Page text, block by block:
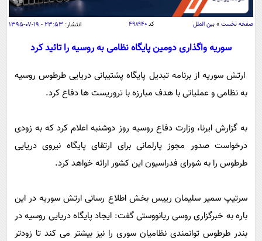
اقتصاد
اقتصادی
جامعه
یک برش دانایی
محیط زیست
بین الملل
علم و دانش
فناوری و It
علمی
قرآن
گوناگون
باشگاه مغز
اقتصاد
عصر ایران 2
خواندنی ها و دیدنی ها
آموزش زبان
صفحه نخست » بین الملل کد۴۹۸۹۴۰ انتشار: ۲۳:۵۳ - ۱۹-۰۷-۱۳۹۵
سوریه واگذاری دومین پایگاه نظامی به روسیه را تائید کرد
ارتش سوریه از برنامه تبدیل پایگاه پشتیبانی دریایی طرطوس روسیه
به نظامی و عملیاتی با هدف مبارزه با تروریست ها دفاع کرد.
به گزارش ایرنا، وزارت دفاع روسیه روز دوشنبه اعلام کرد که به زودی
درخواست صدور مجوز پارلمانی برای ارتقای پایگاه نیروی دریایی
طرطوس را به شورای فدراسیون این کشور ارائه خواهد کرد.
سرتیپ سمیر سلیمان رییس بخش اطلاع رسانی ارتش سوریه در این
باره به خبرگزاری روسی ریانووستی گفت: ایجاد پایگاه دریایی روسیه در
بندر طرطوس توانمندی نظامیان سوری را نیز بیشتر می کند تا زودتر